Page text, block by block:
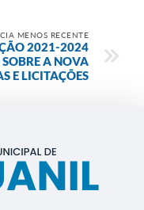
MENOS RECENTE
2021-2024
A NOVA
E LICITAÇÕES